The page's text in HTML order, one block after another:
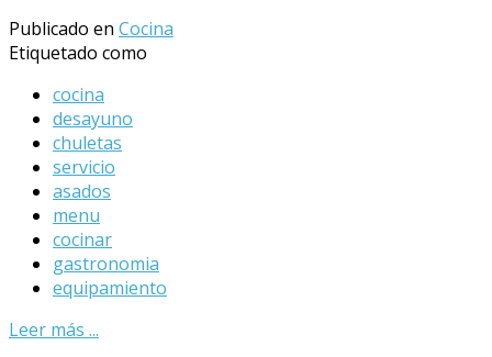
Publicado en Cocina
Etiquetado como
cocina
desayuno
chuletas
servicio
asados
menu
cocinar
gastronomia
equipamiento
Leer más ...